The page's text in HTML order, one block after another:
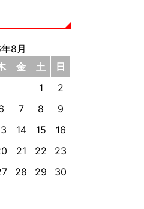
8月
金 土
日
1
2
7 8
9
14 15
16
21 22
23
28 29
30